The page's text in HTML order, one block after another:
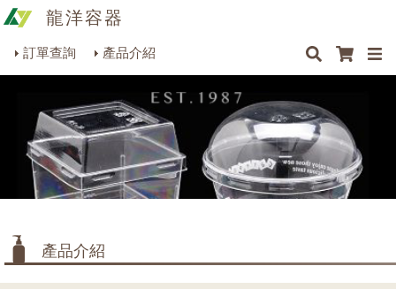
龍洋容器
訂單查詢
產品介紹
商品搜尋
烘焙器皿系列
餐飲器具系列
生活雜貨系列
美容用品系列
最新消息 聯絡我們
產品介紹